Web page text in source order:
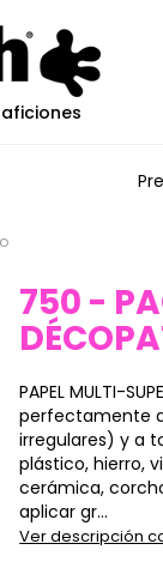
750 -
PAPEL MULTI-
perfectamente
irregulares) y a
plástico, hierro,
cerámica,
aplicar gr...
Ver descripción